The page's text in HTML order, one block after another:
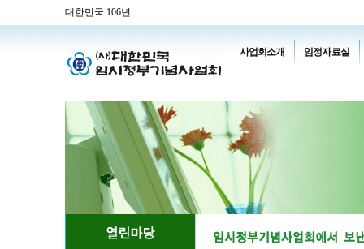
대한민국 106년
사업회소개 임정자료실